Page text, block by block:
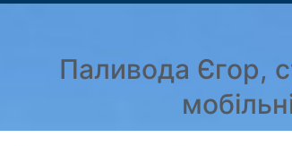
Паливода Єгор,